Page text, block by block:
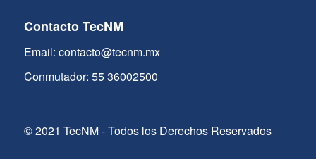
Contacto TecNM
Email: contacto@tecnm.mx
Conmutador: 55 36002500
© 2021 TecNM - Todos los Derechos Reservados